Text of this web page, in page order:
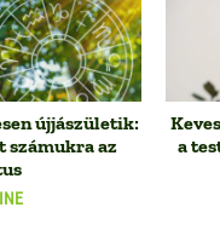
újjászületik:
számukra az
a